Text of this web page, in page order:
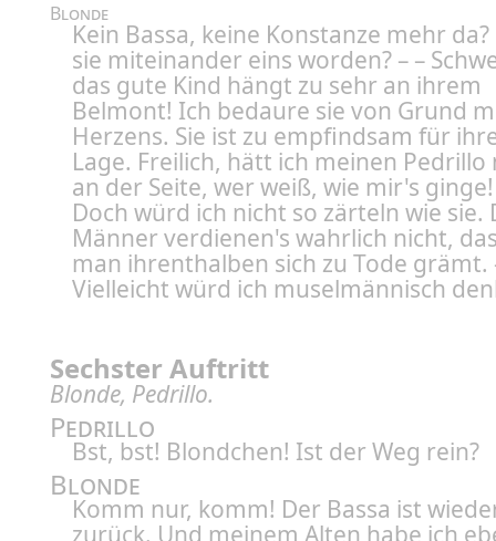
Blonde
Kein Bassa, keine Konstanze mehr da?
sie miteinander eins worden? – –
das gute Kind hängt zu sehr an ihrem
Belmont! Ich bedaure sie von Grund
Herzens. Sie ist zu empfindsam für
Lage. Freilich, hätt ich meinen Pedrillo
an der Seite, wer weiß, wie mir's ginge!
Doch würd ich nicht so zärteln wie sie.
Männer verdienen's wahrlich nicht,
man ihrenthalben sich zu Tode grämt.
Vielleicht würd ich muselmännisch
Sechster Auftritt
Blonde, Pedrillo.
Pedrillo
Bst, bst! Blondchen! Ist der Weg rein?
Blonde
Komm nur, komm! Der Bassa ist
zurück. Und meinem Alten habe ich